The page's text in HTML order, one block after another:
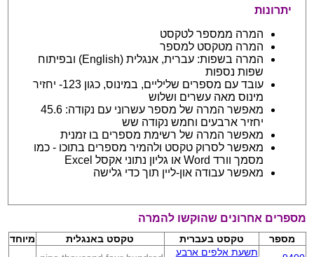
יתרונות
המרה ממספר לטקסט
המרה מטקסט למספר
המרה בשפות: עברית, אנגלית (English) ובפיתוח
שפות נספות
עובד עם מספרים שליליים, במינוס, כגון 123- יחזיר
מינוס מאה עשרים ושלוש
מאפשר המרה של מספר עשרוני עם נקודה: 45.6
יחזיר ארבעים וחמש נקודה שש
מאפשר המרה של רשימת מספרים בו זמנית
מאפשר לסרוק טקסט ולהמיר מספרים בתוכו - כמו
מסמך וורד Word או גליון נתוני אקסל Excel
מאפשר עבודה און-ליין תוך כדי גלישה
מספרים אחרונים שהוקשו להמרה
מספר טקסט בעברית טקסט באנגלית
מיוחד
תשעת אלפים ארבע